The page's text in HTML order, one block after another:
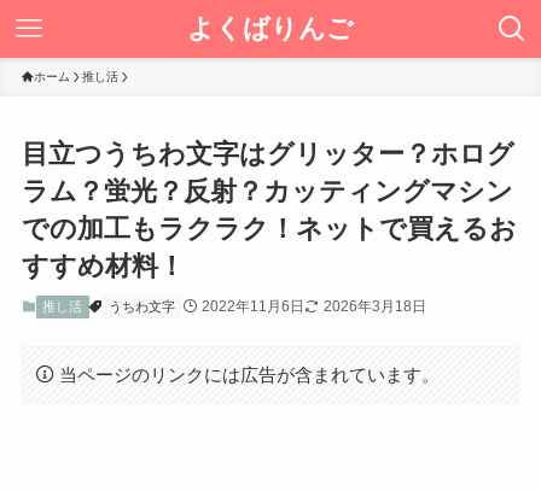
よくばりんご
ホーム 推し活
目立つうちわ文字はグリッター？ホログ
ラム？蛍光？反射？カッティングマシン
での加工もラクラク！ネットで買えるお
すすめ材料！
推し活 うちわ文字 2022年11月6日 2026年3月18日
当ページのリンクには広告が含まれています。